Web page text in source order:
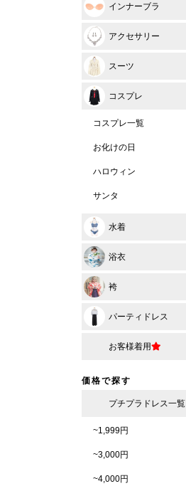
インナーブラ
アクセサリー
スーツ
コスプレ
コスプレ一覧
お化けの日
ハロウィン
サンタ
水着
浴衣
袴
パーティドレス
お客様着用
価格で探す
プチプラドレス一覧
~1,999円
~3,000円
~4,000円